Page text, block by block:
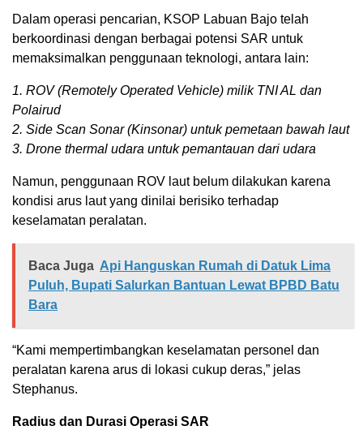
Dalam operasi pencarian, KSOP Labuan Bajo telah
berkoordinasi dengan berbagai potensi SAR untuk
memaksimalkan penggunaan teknologi, antara lain:
1. ROV (Remotely Operated Vehicle) milik TNI AL dan
Polairud
2. Side Scan Sonar (Kinsonar) untuk pemetaan bawah laut
3. Drone thermal udara untuk pemantauan dari udara
Namun, penggunaan ROV laut belum dilakukan karena
kondisi arus laut yang dinilai berisiko terhadap
keselamatan peralatan.
Baca Juga Api Hanguskan Rumah di Datuk Lima
Puluh, Bupati Salurkan Bantuan Lewat BPBD Batu
Bara
“Kami mempertimbangkan keselamatan personel dan
peralatan karena arus di lokasi cukup deras,” jelas
Stephanus.
Radius dan Durasi Operasi SAR